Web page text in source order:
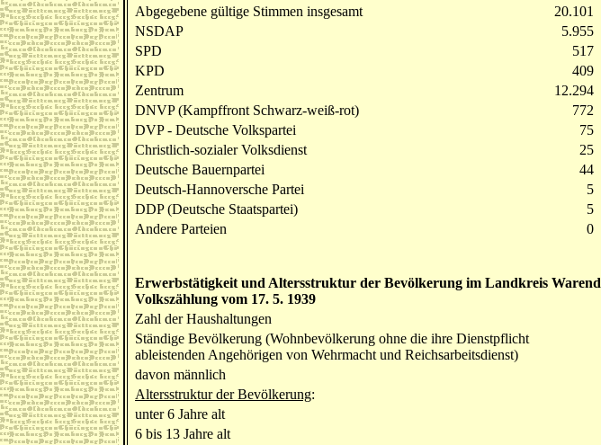
Abgegebene gültige Stimmen insgesamt
20.101
NSDAP
5.955
SPD
517
KPD
409
Zentrum
12.294
DNVP (Kampffront Schwarz-weiß-rot)
772
DVP - Deutsche Volkspartei
75
Christlich-sozialer Volksdienst
25
Deutsche Bauernpartei
44
Deutsch-Hannoversche Partei
5
DDP (Deutsche Staatspartei)
5
Andere Parteien
0
Erwerbstätigkeit und Altersstruktur der Bevölkerung im Landkreis
Volkszählung vom 17. 5. 1939
Zahl der Haushaltungen
Ständige Bevölkerung (Wohnbevölkerung ohne die ihre Dienstpflicht
ableistenden Angehörigen von Wehrmacht und Reichsarbeitsdienst)
davon männlich
Altersstruktur der Bevölkerung:
unter 6 Jahre alt
6 bis 13 Jahre alt